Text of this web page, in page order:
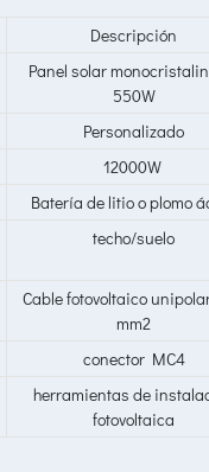
Descripción
Panel solar
550W
Personalizado
12000W
Batería de litio o plomo
techo/suelo
Cable fotovoltaico
mm2
conector MC4
herramientas de
fotovoltaica